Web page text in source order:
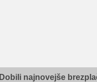
Dobili najnovejše